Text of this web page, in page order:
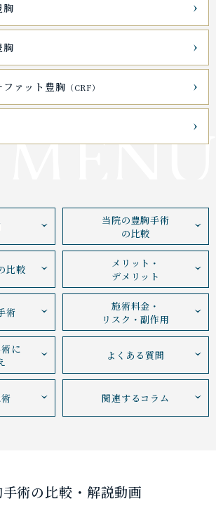
MENU
胸
胸
ァット豊胸 （CRF）
当院の豊胸手術
の比較
比較
メリット・
デメリット
術
施術料金・
リスク・副作用
に
よくある質問
関連するコラム
術の比較・解説動画